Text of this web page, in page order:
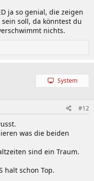
ja so genial, die zeigen
soll, da könntest du
nichts.
System
#12
was die beiden
sind ein Traum.
halt schon Top.